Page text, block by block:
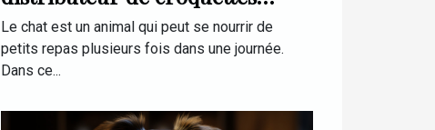
automatique pour son chat
Le chat est un animal qui peut se nourrir de
petits repas plusieurs fois dans une journée.
Dans ce...